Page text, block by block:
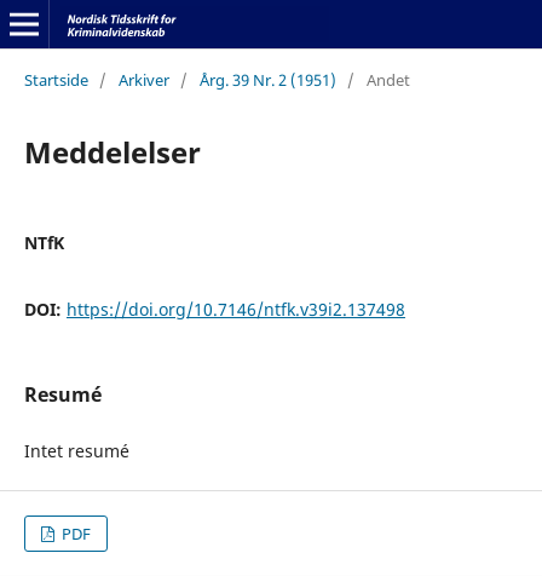
Startside / Arkiver / Årg. 39 Nr. 2 (1951) / Andet
Meddelelser
NTfK
DOI: https://doi.org/10.7146/ntfk.v39i2.137498
Resumé
Intet resumé
PDF